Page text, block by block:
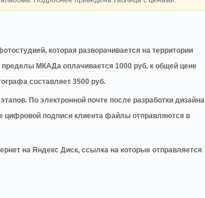
которая разворачивается на территории
МКАДа оплачивается 1000 руб. к общей цене
составляет 3500 руб.
По электронной почте после разработки дизайна
цифровой подписи клиента файлы отправляются в
на Яндекс Диск, ссылка на которые отправляется